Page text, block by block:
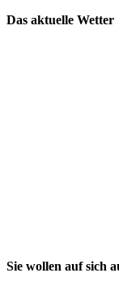
Das aktuelle Wetter
Sie wollen auf sich